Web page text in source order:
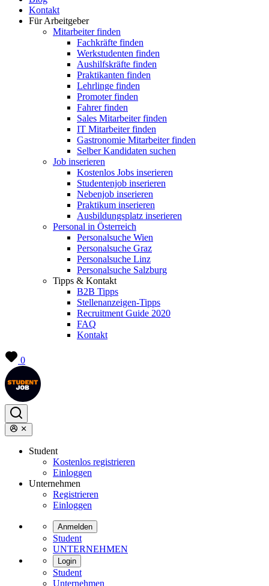
Kontakt
Für Arbeitgeber
Mitarbeiter finden
Fachkräfte finden
Werkstudenten finden
Aushilfskräfte finden
Praktikanten finden
Lehrlinge finden
Promoter finden
Fahrer finden
Sales Mitarbeiter finden
IT Mitarbeiter finden
Gastronomie Mitarbeiter finden
Selber Kandidaten suchen
Job inserieren
Kostenlos Jobs inserieren
Studentenjob inserieren
Nebenjob inserieren
Praktikum inserieren
Ausbildungsplatz inserieren
Personal in Österreich
Personalsuche Wien
Personalsuche Graz
Personalsuche Linz
Personalsuche Salzburg
Tipps & Kontakt
B2B Tipps
Stellenanzeigen-Tipps
Recruitment Guide 2020
FAQ
Kontakt
0
Student
Kostenlos registrieren
Einloggen
Unternehmen
Registrieren
Einloggen
Anmelden
Student
UNTERNEHMEN
Login
Student
Unternehmen